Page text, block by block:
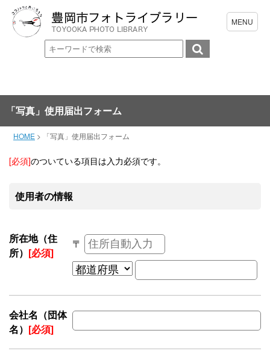
「写真」使用届出フォーム
HOME > 「写真」使用届出フォーム
[必須]のついている項目は入力必須です。
使用者の情報
所在地（住
所） [必須]
〒
会社名（団体
名） [必須]